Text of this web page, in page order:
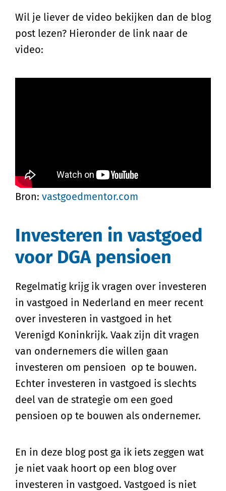
Wil je liever de video bekijken dan de blog
post lezen? Hieronder de link naar de
video:
Bron: vastgoedmentor.com
Investeren in vastgoed
voor DGA pensioen
Regelmatig krijg ik vragen over investeren
in vastgoed in Nederland en meer recent
over investeren in vastgoed in het
Verenigd Koninkrijk. Vaak zijn dit vragen
van ondernemers die willen gaan
investeren om pensioen op te bouwen.
Echter investeren in vastgoed is slechts
deel van de strategie om een goed
pensioen op te bouwen als ondernemer.
En in deze blog post ga ik iets zeggen wat
je niet vaak hoort op een blog over
investeren in vastgoed. Vastgoed is niet